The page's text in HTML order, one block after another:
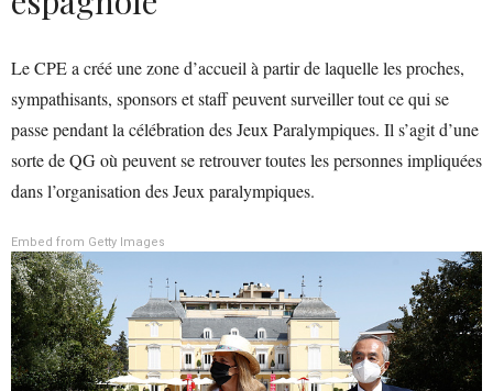
Le CPE a créé une zone d’accueil à partir de laquelle les proches,
sympathisants, sponsors et staff peuvent surveiller tout ce qui se
passe pendant la célébration des Jeux Paralympiques. Il s’agit d’une
sorte de QG où peuvent se retrouver toutes les personnes impliquées
dans l’organisation des Jeux paralympiques.
Embed from Getty Images